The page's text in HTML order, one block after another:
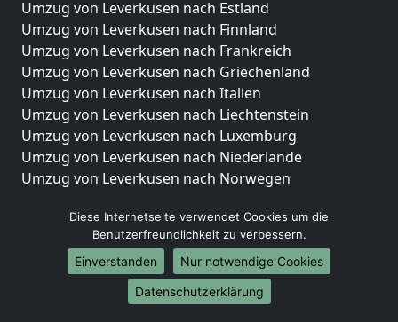
Umzug von Leverkusen nach Estland
Umzug von Leverkusen nach Finnland
Umzug von Leverkusen nach Frankreich
Umzug von Leverkusen nach Griechenland
Umzug von Leverkusen nach Italien
Umzug von Leverkusen nach Liechtenstein
Umzug von Leverkusen nach Luxemburg
Umzug von Leverkusen nach Niederlande
Umzug von Leverkusen nach Norwegen
Umzüge-Deutschlandweit
Umzug von Leverkusen nach Berlin
Umzug von Leverkusen nach Hamburg
Umzug von Leverkusen nach München
Umzug von Leverkusen nach Köln
Diese Internetseite verwendet Cookies um die
Benutzerfreundlichkeit zu verbessern.
Einverstanden
Nur notwendige Cookies
Datenschutzerklärung